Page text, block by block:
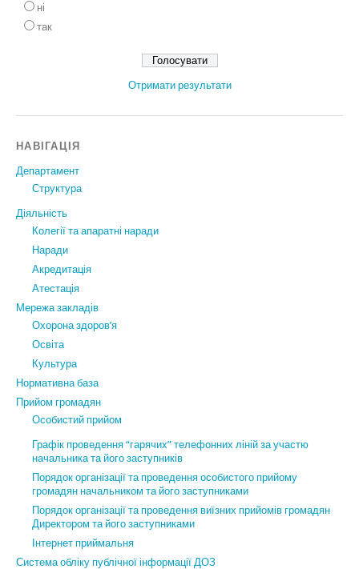
ні
так
Отримати результати
НАВІГАЦІЯ
Департамент
Структура
Діяльність
Колегії та апаратні наради
Наради
Акредитація
Атестація
Мережа закладів
Охорона здоров’я
Освіта
Культура
Нормативна база
Прийом громадян
Особистий прийом
Графік проведення “гарячих” телефонних ліній за участю
начальника та його заступників
Порядок організації та проведення особистого прийому
громадян начальником та його заступниками
Порядок організації та проведення виїзних прийомів громадян
Директором та його заступниками
Інтернет приймальня
Система обліку публічної інформації ДОЗ